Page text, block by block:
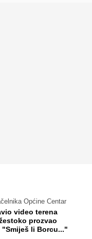
Općine Centar
video terena
prozvao
"Smiješ li Borcu..."